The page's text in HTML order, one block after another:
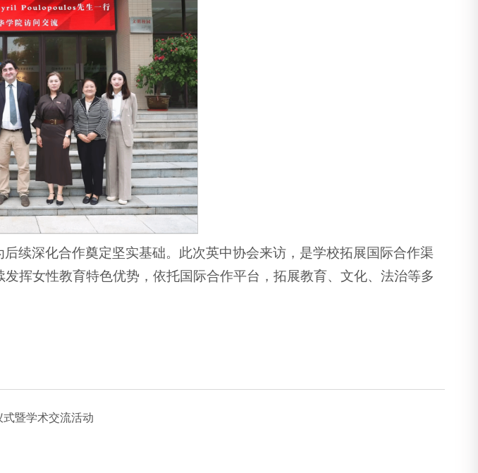
续深化合作奠定坚实基础。此次英中协会来访，是学校拓展国际合作渠
挥女性教育特色优势，依托国际合作平台，拓展教育、文化、法治等多
暨学术交流活动